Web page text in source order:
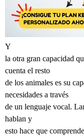
Y
la otra gran capacidad
cuenta el resto
de los animales es su
necesidades a través
de un lenguaje vocal.
hablan y
esto hace que